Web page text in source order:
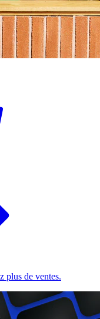
plus de ventes.